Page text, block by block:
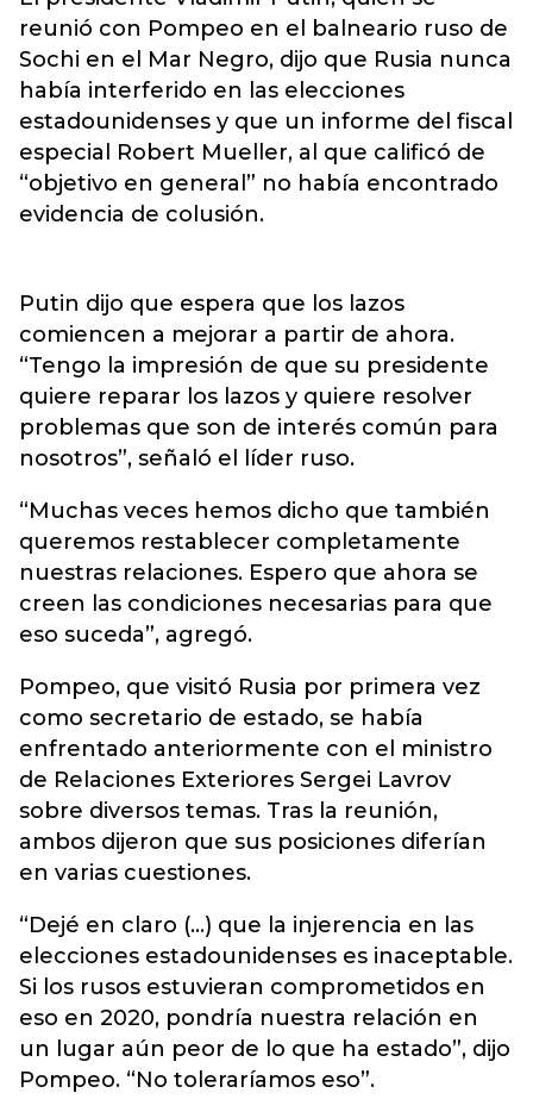
reunió con Pompeo en el balneario ruso de
Sochi en el Mar Negro, dijo que Rusia nunca
había interferido en las elecciones
estadounidenses y que un informe del fiscal
especial Robert Mueller, al que calificó de
“objetivo en general” no había encontrado
evidencia de colusión.
Putin dijo que espera que los lazos
comiencen a mejorar a partir de ahora.
“Tengo la impresión de que su presidente
quiere reparar los lazos y quiere resolver
problemas que son de interés común para
nosotros”, señaló el líder ruso.
“Muchas veces hemos dicho que también
queremos restablecer completamente
nuestras relaciones. Espero que ahora se
creen las condiciones necesarias para que
eso suceda”, agregó.
Pompeo, que visitó Rusia por primera vez
como secretario de estado, se había
enfrentado anteriormente con el ministro
de Relaciones Exteriores Sergei Lavrov
sobre diversos temas. Tras la reunión,
ambos dijeron que sus posiciones diferían
en varias cuestiones.
“Dejé en claro (...) que la injerencia en las
elecciones estadounidenses es inaceptable.
Si los rusos estuvieran comprometidos en
eso en 2020, pondría nuestra relación en
un lugar aún peor de lo que ha estado”, dijo
Pompeo. “No toleraríamos eso”.